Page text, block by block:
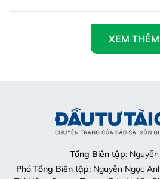
XEM THÊM
Tổng Biên tập:
Phó Tổng Biên tập:Nguyễn Ngọc